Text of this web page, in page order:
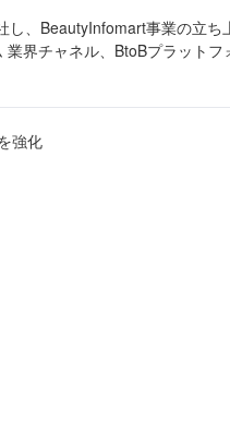
、BeautyInfomart事業の立
界チャネル、BtoBプラット
強化